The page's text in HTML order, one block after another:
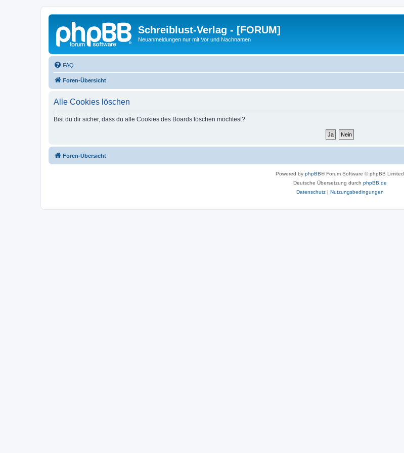
Schreiblust-Verlag - [FORUM]
Neuanmeldungen nur mit Vor und Nachnamen
FAQ
Foren-Übersicht
Alle Cookies löschen
Bist du dir sicher, dass du alle Cookies des Boards löschen möchtest?
Foren-Übersicht
Powered by phpBB® Forum Software © phpBB Limited
Deutsche Übersetzung durch phpBB.de
Datenschutz| Nutzungsbedingungen